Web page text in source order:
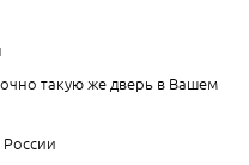
такую же дверь в Вашем